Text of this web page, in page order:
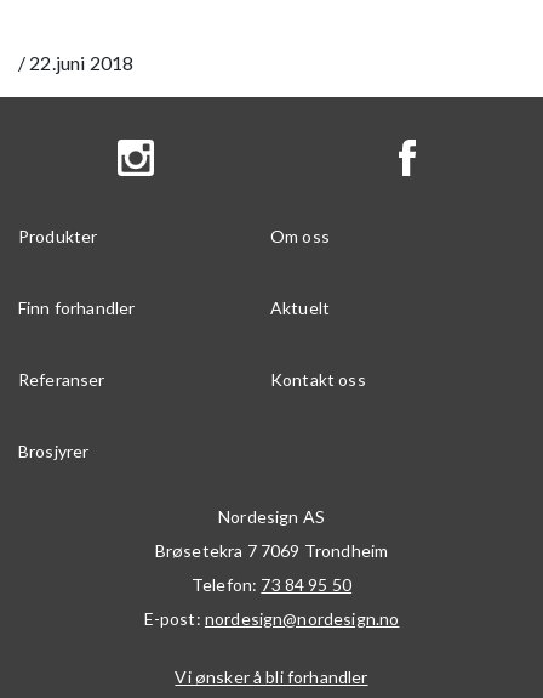
/ 22.juni 2018
Produkter Om oss
Finn forhandler Aktuelt
Referanser Kontakt oss
Brosjyrer
Nordesign AS
Brøsetekra 7 7069 Trondheim
Telefon: 73 84 95 50
E-post: nordesign@nordesign.no
Vi ønsker å bli forhandler